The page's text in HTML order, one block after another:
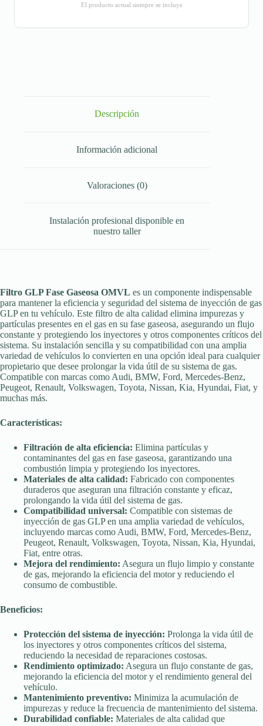
El producto actual siempre se incluye
Descripción
Información adicional
Valoraciones (0)
Instalación profesional disponible en
nuestro taller
Filtro GLP Fase Gaseosa OMVL es un componente indispensable
para mantener la eficiencia y seguridad del sistema de inyección de gas
GLP en tu vehículo. Este filtro de alta calidad elimina impurezas y
partículas presentes en el gas en su fase gaseosa, asegurando un flujo
constante y protegiendo los inyectores y otros componentes críticos del
sistema. Su instalación sencilla y su compatibilidad con una amplia
variedad de vehículos lo convierten en una opción ideal para cualquier
propietario que desee prolongar la vida útil de su sistema de gas.
Compatible con marcas como Audi, BMW, Ford, Mercedes-Benz,
Peugeot, Renault, Volkswagen, Toyota, Nissan, Kia, Hyundai, Fiat, y
muchas más.
Características:
Filtración de alta eficiencia: Elimina partículas y
contaminantes del gas en fase gaseosa, garantizando una
combustión limpia y protegiendo los inyectores.
Materiales de alta calidad: Fabricado con componentes
duraderos que aseguran una filtración constante y eficaz,
prolongando la vida útil del sistema de gas.
Compatibilidad universal: Compatible con sistemas de
inyección de gas GLP en una amplia variedad de vehículos,
incluyendo marcas como Audi, BMW, Ford, Mercedes-Benz,
Peugeot, Renault, Volkswagen, Toyota, Nissan, Kia, Hyundai,
Fiat, entre otras.
Mejora del rendimiento: Asegura un flujo limpio y constante
de gas, mejorando la eficiencia del motor y reduciendo el
consumo de combustible.
Beneficios:
Protección del sistema de inyección: Prolonga la vida útil de
los inyectores y otros componentes críticos del sistema,
reduciendo la necesidad de reparaciones costosas.
Rendimiento optimizado: Asegura un flujo constante de gas,
mejorando la eficiencia del motor y el rendimiento general del
vehículo.
Mantenimiento preventivo: Minimiza la acumulación de
impurezas y reduce la frecuencia de mantenimiento del sistema.
Durabilidad confiable: Materiales de alta calidad que